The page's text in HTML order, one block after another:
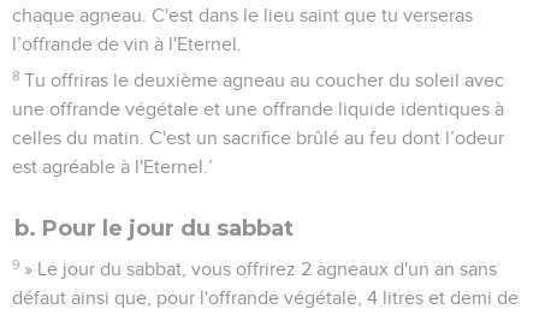
chaque agneau. C'est dans le lieu saint que tu verseras
l’offrande de vin à l'Eternel.
8 Tu offriras le deuxième agneau au coucher du soleil avec
une offrande végétale et une offrande liquide identiques à
celles du matin. C'est un sacrifice brûlé au feu dont l’odeur
est agréable à l'Eternel.’
b. Pour le jour du sabbat
9 » Le jour du sabbat, vous offrirez 2 agneaux d'un an sans
défaut ainsi que, pour l'offrande végétale, 4 litres et demi de